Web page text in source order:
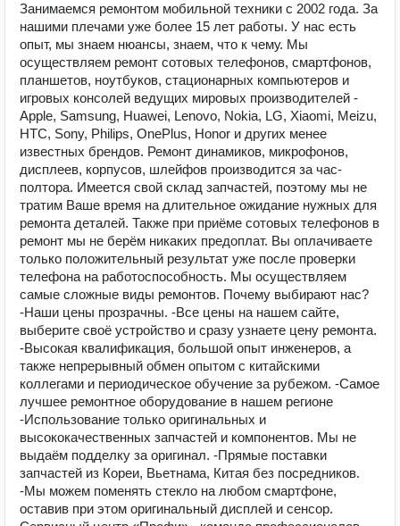
Занимаемся ремонтом мобильной техники с 2002 года. За
нашими плечами уже более 15 лет работы. У нас есть
опыт, мы знаем нюансы, знаем, что к чему. Мы
осуществляем ремонт сотовых телефонов, смартфонов,
планшетов, ноутбуков, стационарных компьютеров и
игровых консолей ведущих мировых производителей -
Apple, Samsung, Huawei, Lenovo, Nokia, LG, Xiaomi, Meizu,
HTC, Sony, Philips, OnePlus, Honor и других менее
известных брендов. Ремонт динамиков, микрофонов,
дисплеев, корпусов, шлейфов производится за час-
полтора. Имеется свой склад запчастей, поэтому мы не
тратим Ваше время на длительное ожидание нужных для
ремонта деталей. Также при приёме сотовых телефонов в
ремонт мы не берём никаких предоплат. Вы оплачиваете
только положительный результат уже после проверки
телефона на работоспособность. Мы осуществляем
самые сложные виды ремонтов. Почему выбирают нас?
-Наши цены прозрачны. -Все цены на нашем сайте,
выберите своё устройство и сразу узнаете цену ремонта.
-Высокая квалификация, большой опыт инженеров, а
также непрерывный обмен опытом с китайскими
коллегами и периодическое обучение за рубежом. -Самое
лучшее ремонтное оборудование в нашем регионе
-Использование только оригинальных и
высококачественных запчастей и компонентов. Мы не
выдаём подделку за оригинал. -Прямые поставки
запчастей из Кореи, Вьетнама, Китая без посредников.
-Мы можем поменять стекло на любом смартфоне,
оставив при этом оригинальный дисплей и сенсор.